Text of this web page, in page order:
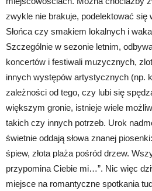
zwykle nie brakuje, podelektować się
Słońca czy smakiem lokalnych i
Szczególnie w sezonie letnim,
koncertów i festiwali muzycznych,
innych występów artystycznych (np.
zależności od tego, czy lubi się
większym gronie, istnieje wiele
takich czy innych potrzeb. Urok
świetnie oddają słowa znanej
śpiew, złota plaża pośród drzew.
przypomina Ciebie mi…”. Nic więc
miejsce na romantyczne spotkania